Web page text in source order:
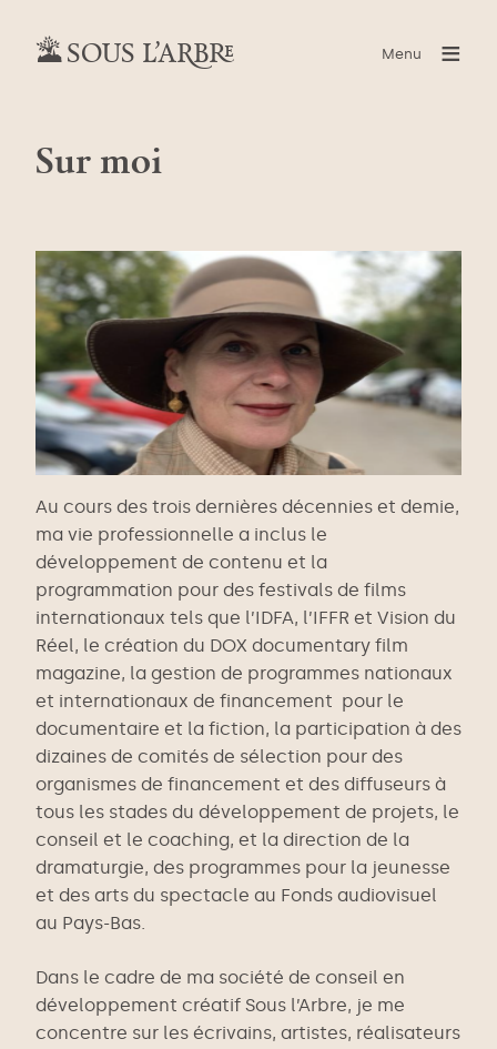
SOUS L’ARBRE Menu ≡
Sur moi
Au cours des trois dernières décennies et demie,
ma vie professionnelle a inclus le
développement de contenu et la
programmation pour des festivals de films
internationaux tels que l’IDFA, l’IFFR et Vision du
Réel, le création du DOX documentary film
magazine, la gestion de programmes nationaux
et internationaux de financement pour le
documentaire et la fiction, la participation à des
dizaines de comités de sélection pour des
organismes de financement et des diffuseurs à
tous les stades du développement de projets, le
conseil et le coaching, et la direction de la
dramaturgie, des programmes pour la jeunesse
et des arts du spectacle au Fonds audiovisuel
au Pays-Bas.
Dans le cadre de ma société de conseil en
développement créatif Sous l’Arbre, je me
concentre sur les écrivains, artistes, réalisateurs